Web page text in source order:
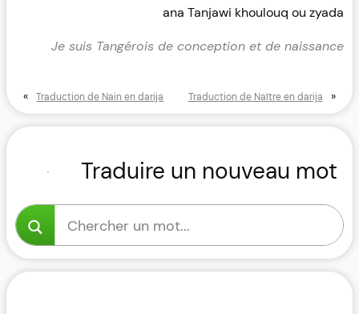
ana Tanjawi khoulouq ou zyada
Je suis Tangérois de conception et de naissance
« Traduction de Nain en darija Traduction de Naître en darija »
Traduire un nouveau mot